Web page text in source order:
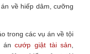
về hiếp dâm, cưỡng
trong các vụ án về tội
áncướp giật tài sản,